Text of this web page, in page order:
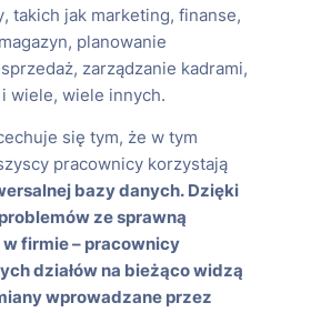
takich jak marketing, finanse,
planowanie
zarządzanie kadrami,
wiele, wiele innych.
się tym, że w tym
pracownicy korzystają
bazy danych. Dzięki
ze sprawną
firmie – pracownicy
działów na bieżąco widzą
wprowadzane przez